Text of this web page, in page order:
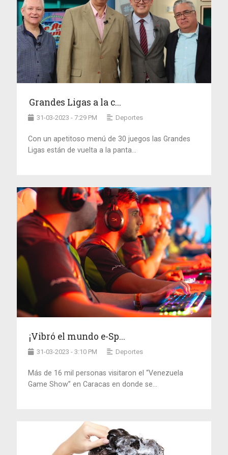
Grandes Ligas a la c...
31-03-2023 - 7:29 PM Deportes
Con un apetitoso menú de 30 juegos las Grandes
Ligas están de vuelta a la panta...
¡Vibró el mundo e-Sp...
31-03-2023 - 3:10 PM Deportes
Más de 16 mil personas visitaron el “Venezuela
Game Show” en Caracas en donde se...